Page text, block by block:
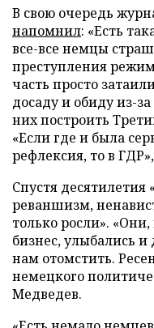
В свою очередь
напомнил: «Есть
все-все немцы
преступления
часть просто
досаду и обиду из-
них построить
«Если где и была
рефлексия, то в
Спустя десятилетия
реваншизм,
только росли».
бизнес, улыбались
нам отомстить.
немецкого
Медведев.